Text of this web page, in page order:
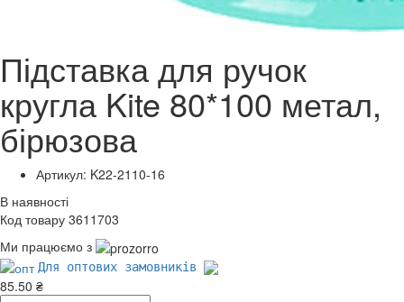
Підставка для ручок
кругла Kite 80*100 метал,
бірюзова
Артикул: K22-2110-16
В наявності
Код товару 3611703
Ми працюємо з
Для оптових замовників
85.50 ₴